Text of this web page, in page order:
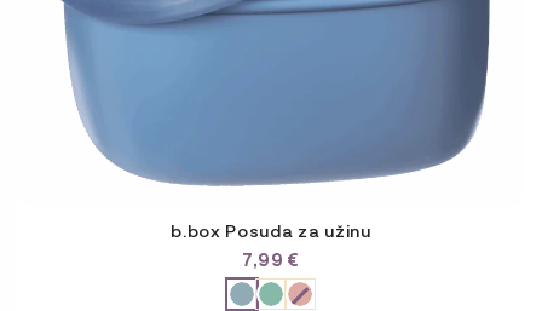
b.box Posuda za užinu
7,99€
stranici
proizvoda